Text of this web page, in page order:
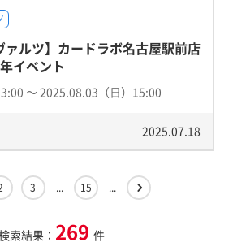
ァルツ】カードラボ名古屋駅前店
イベント
〜 2025.08.03（日）15:00
2025.07.18
3 ... 15 ...
索結果： 269 件